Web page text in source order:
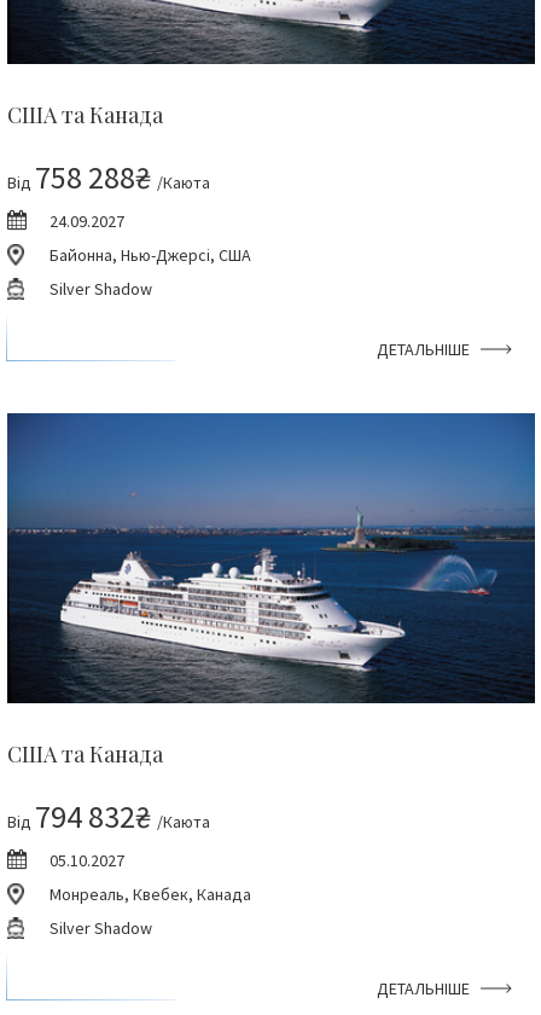
США та Канада
Від 758 288₴ /Каюта
24.09.2027
Байонна, Нью-Джерсі, США
Silver Shadow
ДЕТАЛЬНІШЕ
США та Канада
Від 794 832₴ /Каюта
05.10.2027
Монреаль, Квебек, Канада
Silver Shadow
ДЕТАЛЬНІШЕ